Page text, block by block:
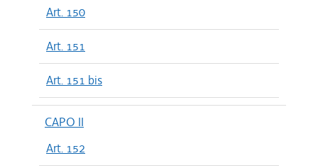
Art. 150
Art. 151
Art. 151 bis
CAPO II
Art. 152